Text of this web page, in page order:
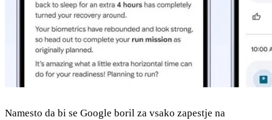
Namesto da bi se Google boril za vsako zapestje na